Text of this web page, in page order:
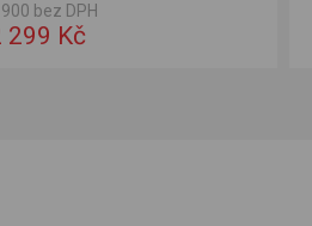
bez DPH
299 Kč